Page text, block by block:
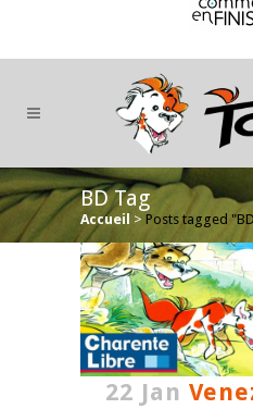
BD Tag
Accueil > Posts tagged
22 Jan